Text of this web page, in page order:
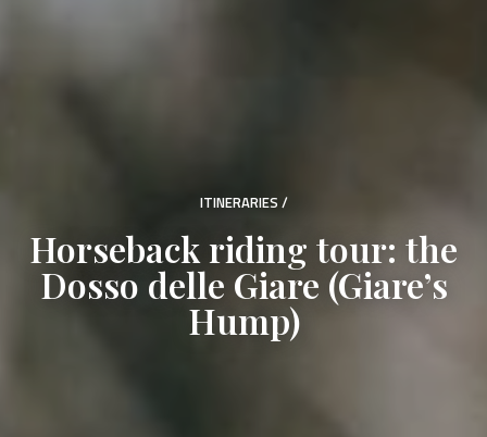
ITINERARIES /
Horseback riding tour: the
Dosso delle Giare (Giare’s
Hump)